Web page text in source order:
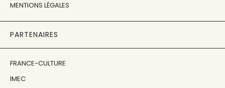
MENTIONS LÉGALES
PARTENAIRES
FRANCE-CULTURE
IMEC